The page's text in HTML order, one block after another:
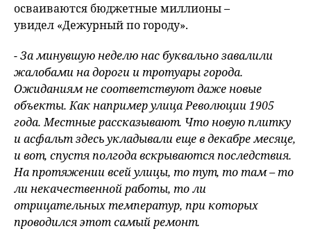
осваиваются бюджетные миллионы –
увидел «Дежурный по городу».
- За минувшую неделю нас буквально завалили
жалобами на дороги и тротуары города.
Ожиданиям не соответствуют даже новые
объекты. Как например улица Революции 1905
года. Местные рассказывают. Что новую плитку
и асфальт здесь укладывали еще в декабре месяце,
и вот, спустя полгода вскрываются последствия.
На протяжении всей улицы, то тут, то там – то
ли некачественной работы, то ли
отрицательных температур, при которых
проводился этот самый ремонт.